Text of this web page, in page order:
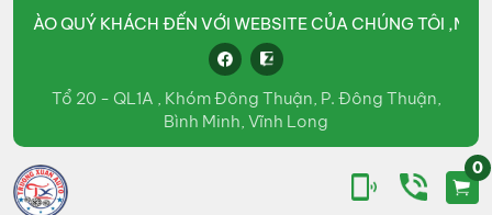
QUÝ KHÁCH ĐẾN VỚI WEBSITE CỦA CHÚNG TÔI ,MỌI
Tổ 20 - QL1A , Khóm Đông Thuận, P. Đông Thuận,
Bình Minh, Vĩnh Long
0